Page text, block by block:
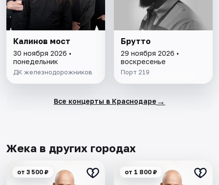
Калинов мост
30 ноября 2026 •
понедельник
ДК железнодорожников
Брутто
29 ноября 2026 •
воскресенье
Порт 219
Все концерты в Краснодаре →
Жека в других городах
от 3 500 ₽ от 1 800 ₽